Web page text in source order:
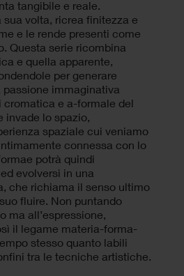
tangibile e reale.
volta, ricrea finitezza e
e le rende presenti come
Questa serie ricombina
e quella apparente,
per generare
passione immaginativa
cromatica e a-formale del
invade lo spazio,
spaziale cui veniamo
connessa con lo
potrà quindi
evolversi in una
che richiama il senso ultimo
fluire. Non puntando
ma all’espressione,
il legame materia-forma-
stesso quanto labili
tra le tecniche artistiche.